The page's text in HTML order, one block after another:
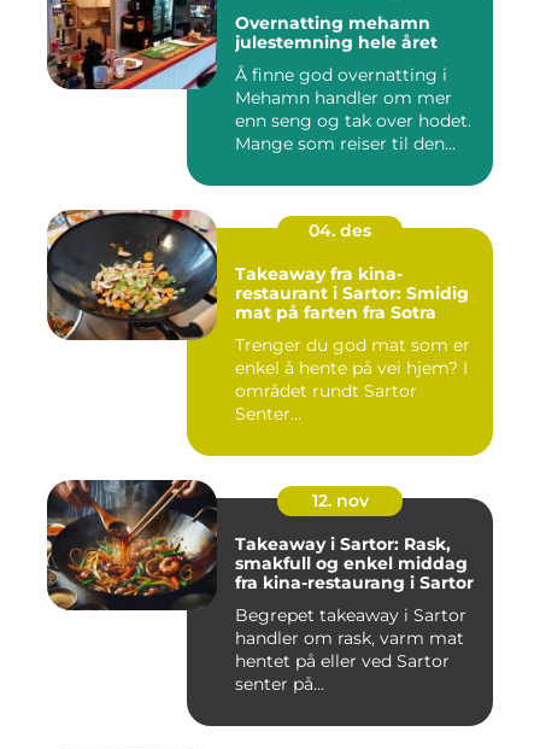
Overnatting mehamn
julestemning hele året
Å finne god overnatting i
Mehamn handler om mer
enn seng og tak over hodet.
Mange som reiser til den...
04. des
Takeaway fra kina-
restaurant i Sartor: Smidig
mat på farten fra Sotra
Trenger du god mat som er
enkel å hente på vei hjem? I
området rundt Sartor
Senter...
12. nov
Takeaway i Sartor: Rask,
smakfull og enkel middag
fra kina-restaurang i Sartor
Begrepet takeaway i Sartor
handler om rask, varm mat
hentet på eller ved Sartor
senter på...